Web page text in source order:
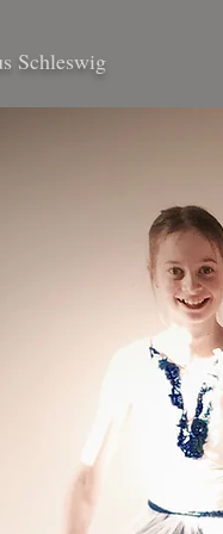
Schleswig